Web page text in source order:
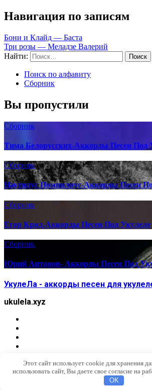
Навигация по записям
Бони и Клайд — Баста
Три розы — Меладзе Валерий
Найти:
Поиск по алфавиту
Сборник
Вы пропустили
Сборник
Тима Белорусских-Аккорды Песен Под
Сборник
Наутилус Помпилиус-Аккорды Песен
Сборник
Егор Крид-Аккорды Песен Под Укулеле
Сборник
Юрий Антонов- Аккорды Песен Под
УкулеЛа - аккорды песен для
ukulela.xyz
Этот сайт использует cookie для хранения
использовать сайт, Вы даете свое согласие на
OK